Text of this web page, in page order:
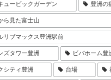
ュービックガーデン 豊洲の
ら見た富士山
リブマックス豊洲駅前
ズタワー豊洲 ビバホーム豊
シティ豊洲 台場